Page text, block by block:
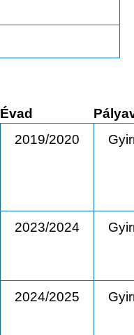
Évad
2019/2020
2023/2024
2024/2025